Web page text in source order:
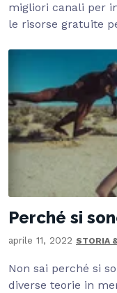
migliori canali per
le risorse gratuite
Perché si
aprile 11, 2022 STORIA
Non sai perché si
diverse teorie in